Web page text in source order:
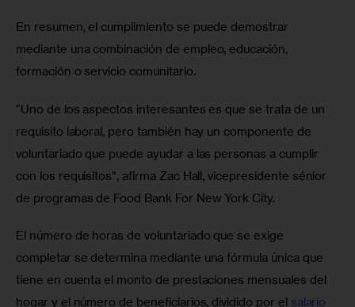
En resumen, el cumplimiento se puede demostrar
mediante una combinación de empleo, educación,
formación o servicio comunitario.
“Uno de los aspectos interesantes es que se trata de un
requisito laboral, pero también hay un componente de
voluntariado que puede ayudar a las personas a cumplir
con los requisitos”, afirma Zac Hall, vicepresidente sénior
de programas de Food Bank For New York City.
El número de horas de voluntariado que se exige
completar se determina mediante una fórmula única que
tiene en cuenta el monto de prestaciones mensuales del
hogar y el número de beneficiarios, dividido por el salario